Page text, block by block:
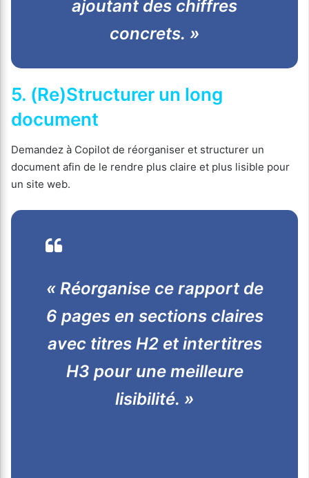
ajoutant des chiffres
concrets. »
5. (Re)Structurer un long
document
Demandez à Copilot de réorganiser et structurer un
document afin de le rendre plus claire et plus lisible pour
un site web.
« Réorganise ce rapport de
6 pages en sections claires
avec titres H2 et intertitres
H3 pour une meilleure
lisibilité. »